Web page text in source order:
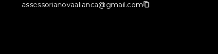
assessorianovaalianca@gmail.com